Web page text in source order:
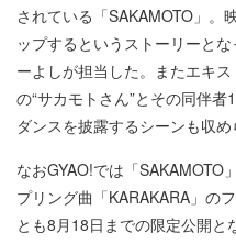
されている「SAKAMOTO」。
ップするというストーリーと
ーよしが担当した。またエキ
の“サカモトさん”とその同伴者
ダンスを披露するシーンも収め
なおGYAO!では「SAKAMOTO
プリング曲「KARAKARA」の
とも8月18日までの限定公開と